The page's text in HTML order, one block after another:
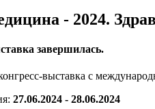
- 2024.
завершилась.
выставка с
27.06.2024 - 28.06.2024